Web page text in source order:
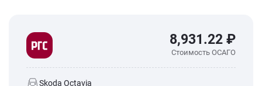
8,931.22 ₽
Стоимость ОСАГО
Skoda Octavia